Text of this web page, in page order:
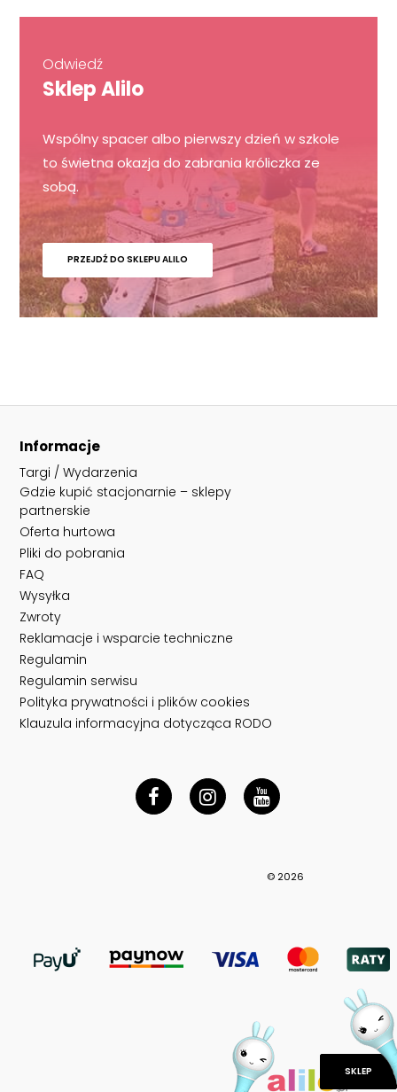
SKLEP
Odwiedź
Sklep Alilo
Wspólny spacer albo pierwszy dzień w szkole
to świetna okazja do zabrania króliczka ze
sobą.
PRZEJDŹ DO SKLEPU ALILO
Informacje
Targi / Wydarzenia
Gdzie kupić stacjonarnie – sklepy
partnerskie
Oferta hurtowa
Pliki do pobrania
FAQ
Wysyłka
Zwroty
Reklamacje i wsparcie techniczne
Regulamin
Regulamin serwisu
Polityka prywatności i plików cookies
Klauzula informacyjna dotycząca RODO
© 2026